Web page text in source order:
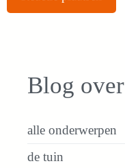
Blog over
alle onderwerpen
de tuin